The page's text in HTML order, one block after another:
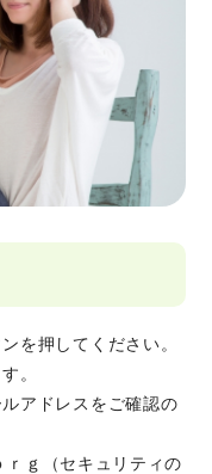
を押してください。
。
アドレスをご確認の
ｇ（セキュリティの